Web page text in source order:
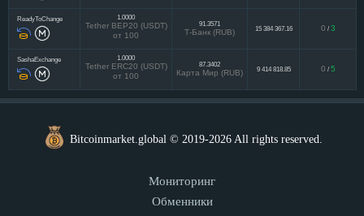
ReadyToChange 1.0000
Tether BEP20 (USDT)
от 100
91.3571
Т-Банк (RUB) 15 384 367.16 0 / 3
SashaExchange 1.0000
Tether ERC20 (USDT)
от 100
87.3402
Карта Мир (RUB) 9 414 818.85 0 / 5
Bitcoinmarket.global © 2019-2026 All rights reserved.
Мониторинг
Обменники